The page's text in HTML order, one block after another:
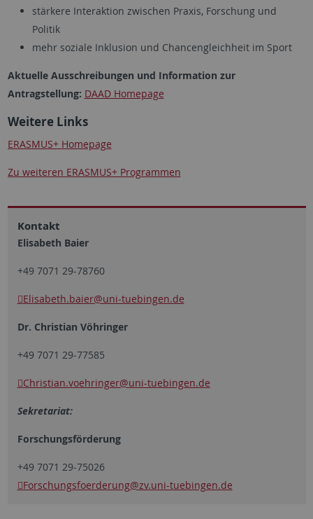
stärkere Interaktion zwischen Praxis, Forschung und
Politik
mehr soziale Inklusion und Chancengleichheit im Sport
Aktuelle Ausschreibungen und Information zur
Antragstellung: DAAD Homepage
Weitere Links
ERASMUS+ Homepage
Zu weiteren ERASMUS+ Programmen
Kontakt
Elisabeth Baier
+49 7071 29-78760
Elisabeth.baier@uni-tuebingen.de
Dr. Christian Vöhringer
+49 7071 29-77585
Christian.voehrin­ger@uni-tuebingen.de
Sekretariat:
Forschungsförderung
+49 7071 29-75026
Forschungsfoerde­rung@zv.uni-tuebingen.de